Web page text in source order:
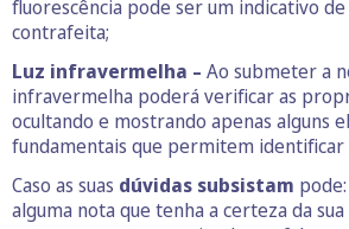
fluorescência pode ser um indicativo
contrafeita;
Luz infravermelha – Ao submeter a
infravermelha poderá verificar as
ocultando e mostrando apenas alguns
fundamentais que permitem identificar
Caso as suas dúvidas subsistam
alguma nota que tenha a certeza da